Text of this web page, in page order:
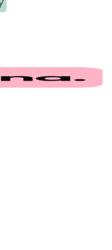
nur noch wenige verfügbar